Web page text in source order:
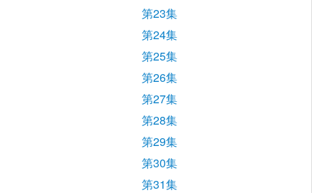
第23集
第24集
第25集
第26集
第27集
第28集
第29集
第30集
第31集